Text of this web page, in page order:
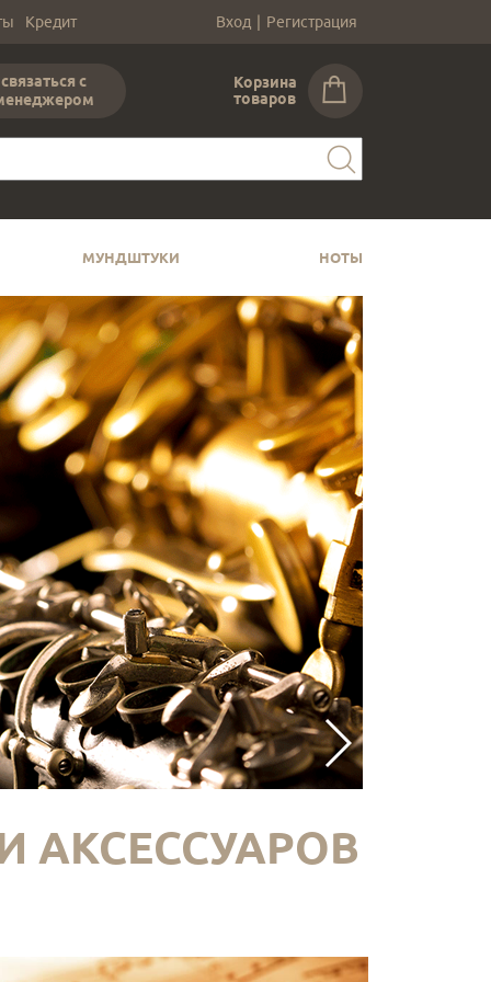
Кредит Вход | Регистрация
связаться с
Корзина
товаров
МУНДШТУКИ НОТЫ
АКСЕССУАРОВ